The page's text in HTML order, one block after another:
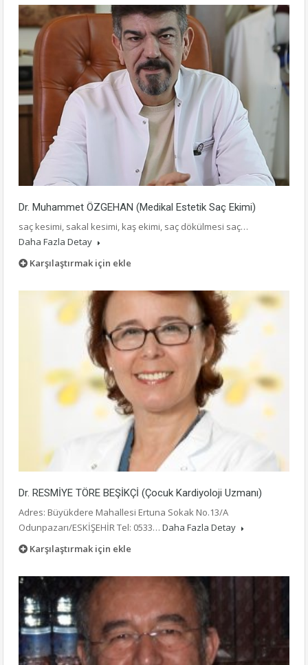
Dr. Muhammet ÖZGEHAN (Medikal Estetik Saç Ekimi)
saç kesimi, sakal kesimi, kaş ekimi, saç dökülmesi saç…
Daha Fazla Detay
Karşılaştırmak için ekle
Dr. RESMİYE TÖRE BEŞİKÇİ (Çocuk Kardiyoloji Uzmanı)
Adres: Büyükdere Mahallesi Ertuna Sokak No.13/A
Odunpazarı/ESKİŞEHİR Tel: 0533… Daha Fazla Detay
Karşılaştırmak için ekle